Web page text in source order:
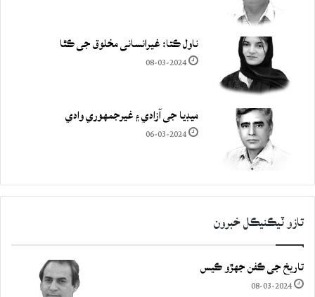
ناول ڪتا: غيرانساني مخلوق جي ڪٿا
08-03-2024
ميڊيا جي آزادي ۽ غيرجمھوري وادي
06-03-2024
تازو ٽيڪنيڪل خبرون
تاريخ جي ڪفن جھڙو ڪيس
08-03-2024